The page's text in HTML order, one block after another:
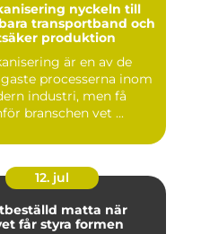
nyckeln till
transportband och
produktion
är en av de
processerna inom
industri, men få
branschen vet ...
12. jul
matta när
får styra formen